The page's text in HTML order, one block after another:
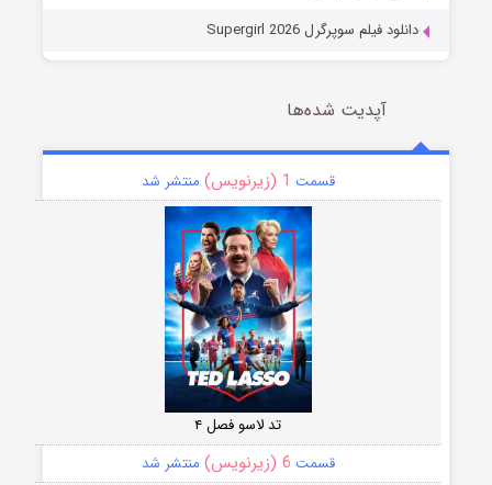
دانلود فیلم سوپرگرل Supergirl 2026
آپدیت شده‌ها
قسمت 1 (زیرنویس) منتشر شد
تد لاسو فصل ۴
قسمت 6 (زیرنویس) منتشر شد